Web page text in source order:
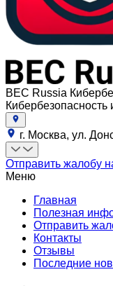
BEC Russia
Кибербезопасность
г. Москва, ул.
Отправить жалобу
Меню
Главная
Полезная
Отправить
Контакты
Отзывы
Последние